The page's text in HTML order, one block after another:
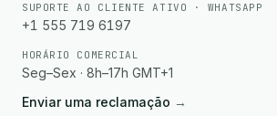
SUPORTE AO CLIENTE ATIVO · WHATSAPP
+1 555 719 6197
HORÁRIO COMERCIAL
Seg–Sex · 8h–17h GMT+1
Enviar uma reclamação →